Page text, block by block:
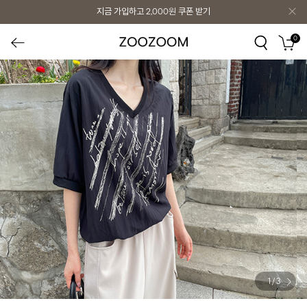
지금 가입하고 2,000원 쿠폰 받기
0
1/3